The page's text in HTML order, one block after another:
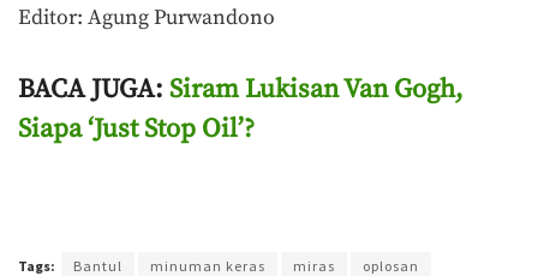
Editor: Agung Purwandono
BACA JUGA: Siram Lukisan Van Gogh,
Siapa ‘Just Stop Oil’?
Tags: Bantul minuman keras miras oplosan